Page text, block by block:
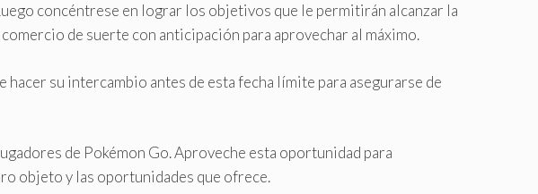
concéntrese en lograr los objetivos que le permitirán alcanzar la
de suerte con anticipación para aprovechar al máximo.
su intercambio antes de esta fecha límite para asegurarse de
de Pokémon Go. Aproveche esta oportunidad para
objeto y las oportunidades que ofrece.